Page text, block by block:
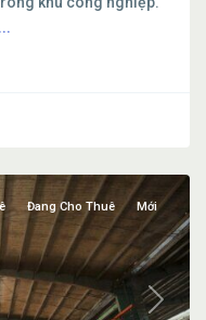
...
Next
Đang Cho Thuê Mới